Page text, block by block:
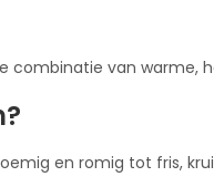
combinatie van warme,
en romig tot fris,